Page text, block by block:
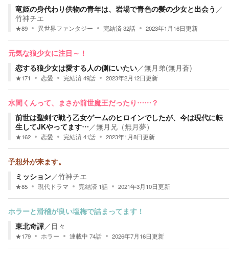
竜姫の身代わり供物の青年は、岩場で青色の髪の少女と出会う ／
竹神チエ
★89 異世界ファンタジー 完結済32話 2023年1月16日更新
元気な狼少女に注目～！
恋する狼少女は愛する人の側にいたい／無月弟(無月蒼)
★171 恋愛 完結済49話 2023年2月12日更新
水間くんって、まさか前世魔王だったり……？
前世は聖剣で戦う乙女ゲームのヒロインでしたが、今は現代に転
生してJKやってます…／無月兄（無月夢）
★162 恋愛 完結済41話 2023年1月8日更新
予想外が来ます。
ミッション／竹神チエ
★85 現代ドラマ 完結済 1話 2021年3月10日更新
ホラーと滑稽が良い塩梅で詰まってます！
東北奇譚／ 目々
★179 ホラー 連載中 74話 2026年7月16日更新